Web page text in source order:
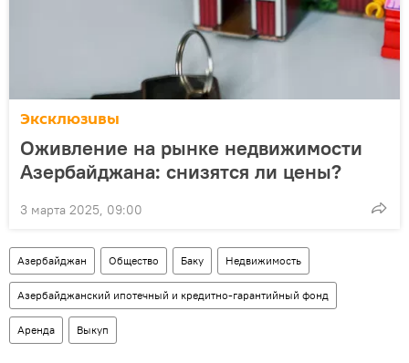
Эксклюзивы
Оживление на рынке недвижимости
Азербайджана: снизятся ли цены?
3 марта 2025, 09:00
Азербайджан Общество Баку Недвижимость
Азербайджанский ипотечный и кредитно-гарантийный фонд
Аренда Выкуп